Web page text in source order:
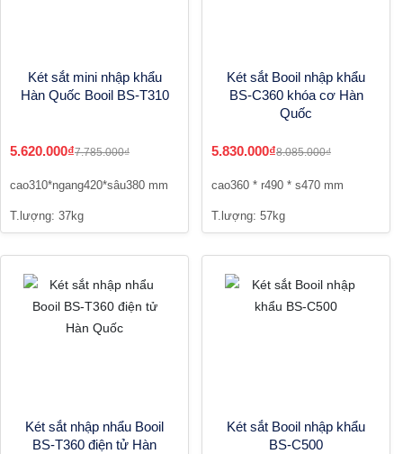
Két sắt mini nhập khẩu
Hàn Quốc Booil BS-T310
5.620.000₫7.785.000₫
cao310*ngang420*sâu380 mm
T.lượng: 37kg
Két sắt Booil nhập khẩu
BS-C360 khóa cơ Hàn
Quốc
5.830.000₫8.085.000₫
cao360 * r490 * s470 mm
T.lượng: 57kg
Két sắt nhập nhẩu Booil
BS-T360 điện tử Hàn
Két sắt Booil nhập khẩu
BS-C500